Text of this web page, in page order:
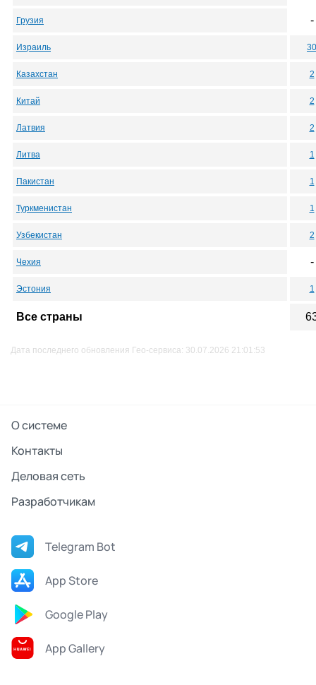
Грузия -
Израиль 30
Казахстан 2
Китай 2
Латвия 2
Литва 1
Пакистан 1
Туркменистан 1
Узбекистан 2
Чехия -
Эстония 1
Все страны
Дата последнего обновления Гео-сервиса: 30.07.2026 21:01:53
О системе
Контакты
Деловая сеть
Разработчикам
Telegram Bot
App Store
Google Play
App Gallery